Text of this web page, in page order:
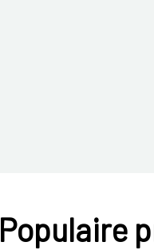
Populaire